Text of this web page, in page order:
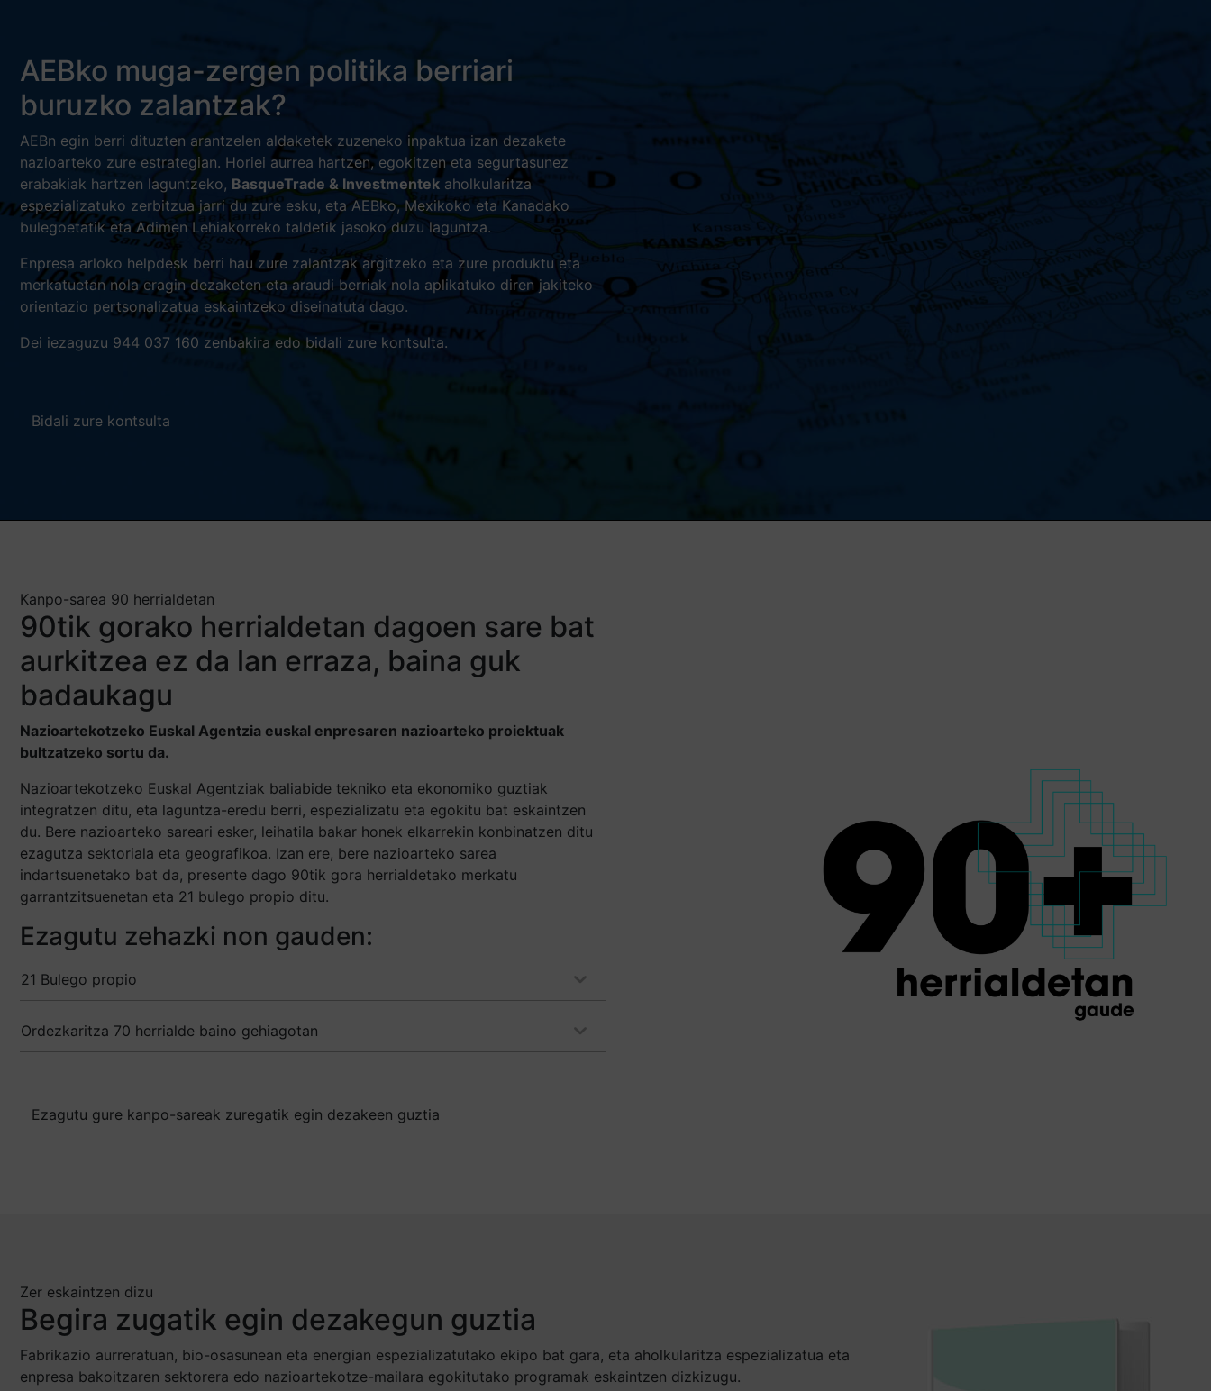
AEBko muga-zergen politika berriari
buruzko zalantzak?
AEBn egin berri dituzten arantzelen aldaketek zuzeneko inpaktua izan dezakete
nazioarteko zure estrategian. Horiei aurrea hartzen, egokitzen eta segurtasunez
erabakiak hartzen laguntzeko, BasqueTrade & Investmentekaholkularitza
espezializatuko zerbitzua jarri du zure esku, eta AEBko, Mexikoko eta Kanadako
bulegoetatik eta Adimen Lehiakorreko taldetik jasoko duzu laguntza.
Enpresa arloko helpdesk berri hau zure zalantzak argitzeko eta zure produktu eta
merkatuetan nola eragin dezaketen eta araudi berriak nola aplikatuko diren jakiteko
orientazio pertsonalizatua eskaintzeko diseinatuta dago.
Dei iezaguzu 944 037 160 zenbakira edo bidali zure kontsulta.
Bidali zure kontsulta
Kanpo-sarea 90 herrialdetan
90tik gorako herrialdetan dagoen sare bat
aurkitzea ez da lan erraza, baina guk
badaukagu
Nazioartekotzeko Euskal Agentzia euskal enpresaren nazioarteko proiektuak
bultzatzeko sortu da.
Nazioartekotzeko Euskal Agentziak baliabide tekniko eta ekonomiko guztiak
integratzen ditu, eta laguntza-eredu berri, espezializatu eta egokitu bat eskaintzen
du. Bere nazioarteko sareari esker, leihatila bakar honek elkarrekin konbinatzen ditu
ezagutza sektoriala eta geografikoa. Izan ere, bere nazioarteko sarea
indartsuenetako bat da, presente dago 90tik gora herrialdetako merkatu
garrantzitsuenetan eta 21 bulego propio ditu.
Ezagutu zehazki non gauden:
21 Bulego propio
Ordezkaritza 70 herrialde baino gehiagotan
Ezagutu gure kanpo-sareak zuregatik egin dezakeen guztia
Zer eskaintzen dizu
Begira zugatik egin dezakegun guztia
Fabrikazio aurreratuan, bio-osasunean eta energian espezializatutako ekipo bat gara, eta aholkularitza espezializatua eta
enpresa bakoitzaren sektorera edo nazioartekotze-mailara egokitutako programak eskaintzen dizkizugu.